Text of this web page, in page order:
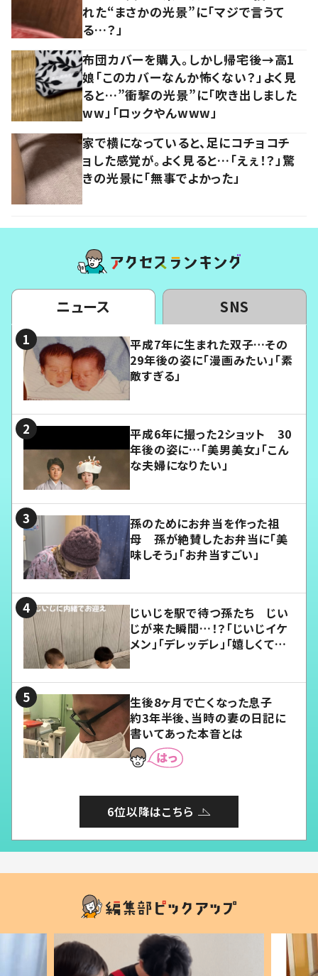
れた“まさかの光景”に「マジで言うて
る…？」
布団カバーを購入。しかし帰宅後→高1
娘「このカバーなんか怖くない？」よく見
ると…”衝撃の光景”に「吹き出しました
ww」「ロックやんwww」
家で横になっていると、足にコチョコチ
ョした感覚が。よく見ると…「えぇ！？」驚
きの光景に「無事でよかった」
ニュース SNS
平成7年に生まれた双子…その
29年後の姿に「漫画みたい」「素
敵すぎる」
平成6年に撮った2ショット 30
年後の姿に…「美男美女」「こん
な夫婦になりたい」
孫のためにお弁当を作った祖
母 孫が絶賛したお弁当に「美
味しそう」「お弁当すごい」
じいじを駅で待つ孫たち じい
じが来た瞬間…！？「じいじイケ
メン」「デレッデレ」「嬉しくて可
生後8ヶ月で亡くなった息子
約3年半後、当時の妻の日記に
書いてあった本音とは
6位以降はこちら